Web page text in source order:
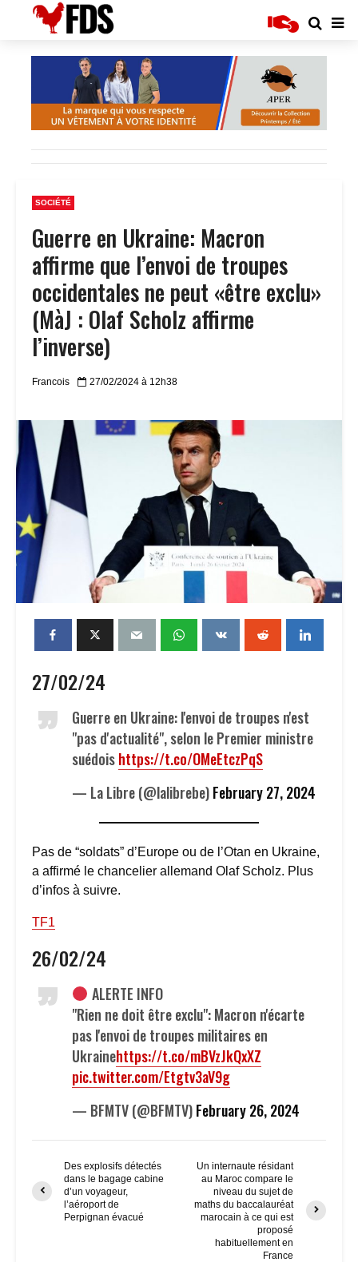
SOCIÉTÉ
Guerre en Ukraine: Macron
affirme que l’envoi de troupes
occidentales ne peut «être exclu»
(MàJ : Olaf Scholz affirme
l’inverse)
Francois 27/02/2024 à 12h38
27/02/24
Guerre en Ukraine: l'envoi de troupes n'est
"pas d'actualité", selon le Premier ministre
suédoishttps://t.co/OMeEtczPqS
— La Libre (@lalibrebe)February 27, 2024
Pas de “soldats” d’Europe ou de l’Otan en Ukraine,
a affirmé le chancelier allemand Olaf Scholz. Plus
d’infos à suivre.
TF1
26/02/24
ALERTE INFO
"Rien ne doit être exclu": Macron n'écarte
pas l'envoi de troupes militaires en
Ukrainehttps://t.co/mBVzJkQxXZ
pic.twitter.com/Etgtv3aV9g
— BFMTV (@BFMTV)February 26, 2024
Des explosifs détectés
dans le bagage cabine
d’un voyageur,
l’aéroport de
Perpignan évacué
Un internaute résidant
au Maroc compare le
niveau du sujet de
maths du baccalauréat
marocain à ce qui est
proposé
habituellement en
France